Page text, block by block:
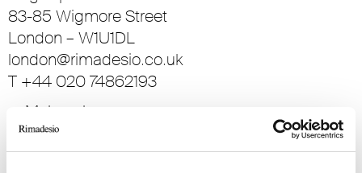
83-85 Wigmore Street
London – W1U1DL
london@rimadesio.co.uk
T +44 020 74862193
→ Mehr sehen